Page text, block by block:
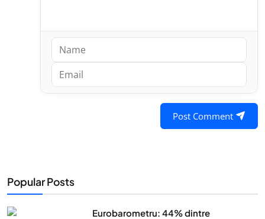
Post Comment
Popular Posts
Eurobarometru: 44% dintre